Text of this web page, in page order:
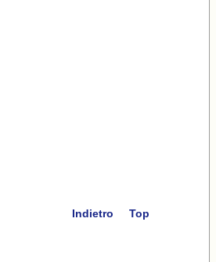
Indietro
Top